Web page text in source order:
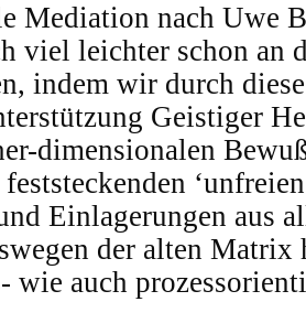
Mediation nach Uwe
viel leichter schon an
indem wir durch
Geistiger
dimensionalen
Einlagerungen aus
der alten Matrix
wie auch